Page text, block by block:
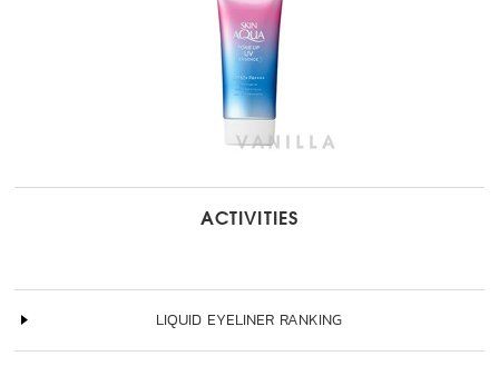
ACTIVITIES
LIQUID EYELINER RANKING